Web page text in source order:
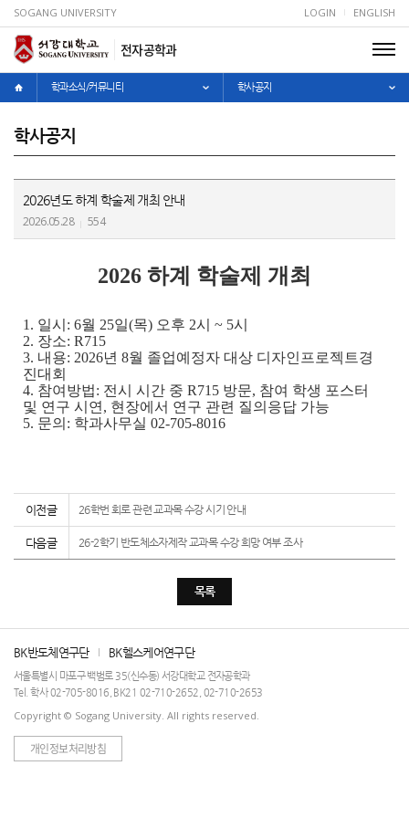
SOGANG UNIVERSITY LOGIN ENGLISH
전자공학과
학과소식/커뮤니티 학사공지
학사공지
2026년도 하계 학술제 개최 안내
2026.05.28 554
2026 하계 학술제 개최
1. 일시: 6월 25일(목) 오후 2시 ~ 5시
2. 장소: R715
3. 내용: 2026년 8월 졸업예정자 대상 디자인프로젝트경
진대회
4. 참여방법: 전시 시간 중 R715 방문, 참여 학생 포스터
및 연구 시연, 현장에서 연구 관련 질의응답 가능
5. 문의: 학과사무실 02-705-8016
이전글 26학번 회로 관련 교과목 수강 시기 안내
다음글 26-2학기 반도체소자제작 교과목 수강 희망 여부 조사
목록
BK반도체연구단 BK헬스케어연구단
서울특별시 마포구 백범로 35(신수동) 서강대학교 전자공학과
Tel. 학사 02-705-8016, BK21 02-710-2652, 02-710-2653
Copyright © Sogang University. All rights reserved.
개인정보처리방침